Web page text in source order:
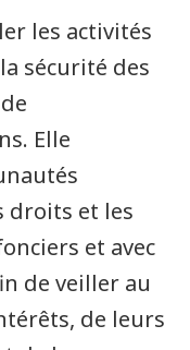
les activités
sécurité des
Elle
droits et les
et avec
de veiller au
de leurs